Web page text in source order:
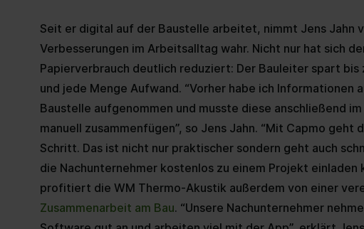
Seit er digital auf der Baustelle arbeitet, nimmt Jens Jahn
Verbesserungen im Arbeitsalltag wahr. Nicht nur hat sich
Papierverbrauch deutlich reduziert: Der Bauleiter spart bis
und jede Menge Aufwand. “Vorher habe ich Informationen
Baustelle aufgenommen und musste diese anschließend im
manuell zusammenfügen”, so Jens Jahn. “Mit Capmo geht
Schritt. Das ist nicht nur praktischer sondern geht auch
die Nachunternehmer kostenlos zu einem Projekt einladen
profitiert die WM Thermo-Akustik außerdem von einer
Zusammenarbeit am Bau. “Unsere Nachunternehmer